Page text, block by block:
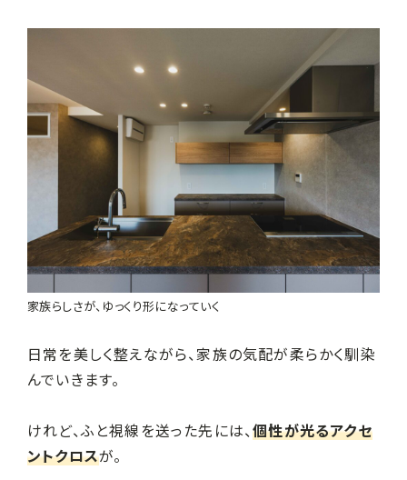
家族らしさが、ゆっくり形になっていく
日常を美しく整えながら、家族の気配が柔らかく馴染
んでいきます。
けれど、ふと視線を送った先には、個性が光るアクセ
ントクロスが。